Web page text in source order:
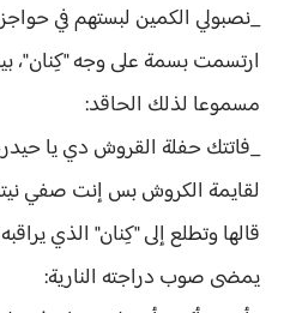
_نصبولي الكمين لبستهم في
ارتسمت بسمة على وجه "كِنان"،
مسموعا لذلك الحاقد:
_فاتتك حفلة القروش دي يا
لقايمة الكروش بس إنت صفي
قالها وتطلع إلى "كِنان" الذي
يمضى صوب دراجته النارية: